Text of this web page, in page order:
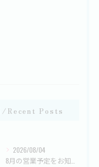
Recent Posts
2026/08/04